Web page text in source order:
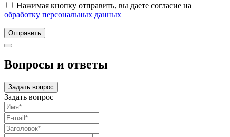
Нажимая кнопку отправить, вы даете согласие на
обработку персональных данных
Отправить
Вопросы и ответы
Задать вопрос
Задать вопрос